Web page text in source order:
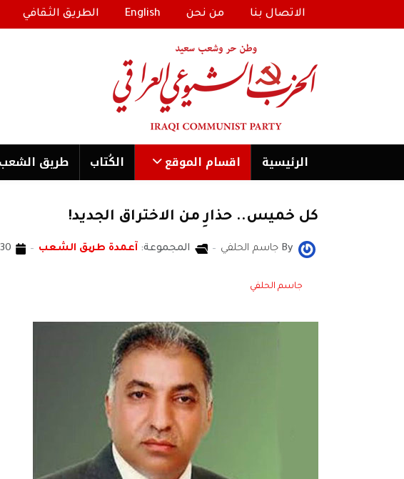
الاتصال بنا من نحن English الطريق الثقافي
الرئیسية اقسام الموقع الكُتاب طریق الشعب
كل خميس.. حذارِ من الاختراق الجديد!
By جاسم الحلفي المجموعة: آعمدة طریق الشعب 30 كانون1/ديسمبر 2020
جاسم الحلفي